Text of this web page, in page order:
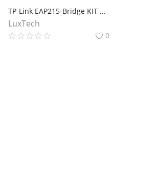
TP-Link EAP215-Bridge KIT Беспроводной мост Omada
LuxTech
0